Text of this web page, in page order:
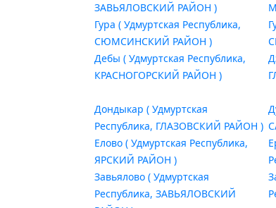
ЗАВЬЯЛОВСКИЙ РАЙОН )
Гура ( Удмуртская Республика,
СЮМСИНСКИЙ РАЙОН )
Дебы ( Удмуртская Республика,
КРАСНОГОРСКИЙ РАЙОН )
Дондыкар ( Удмуртская
Республика, ГЛАЗОВСКИЙ РАЙОН )
Елово ( Удмуртская Республика,
ЯРСКИЙ РАЙОН )
Завьялово ( Удмуртская
Республика, ЗАВЬЯЛОВСКИЙ